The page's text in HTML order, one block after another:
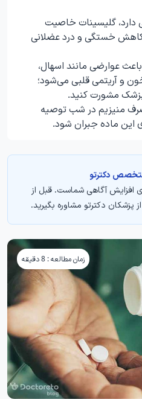
دارد، گلیسینات خاصیت
کاهش خستگی و درد عضلانی
عوارضی مانند اسهال،
و آریتمی قلبی می‌شود؛
مشورت کنید.
منیزیم در شب توصیه
این ماده جبران شود.
دکترتو
افزایش آگاهی شماست. قبل از
پزشکان دکترتو مشاوره بگیرید.
زمان مطالعه : 8 دقیقه